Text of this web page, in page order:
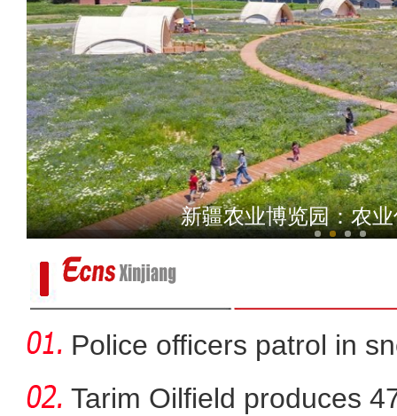
电影《大改水》在新
新疆农业博览园：农
Police officers patrol in
Tarim Oilfield produces